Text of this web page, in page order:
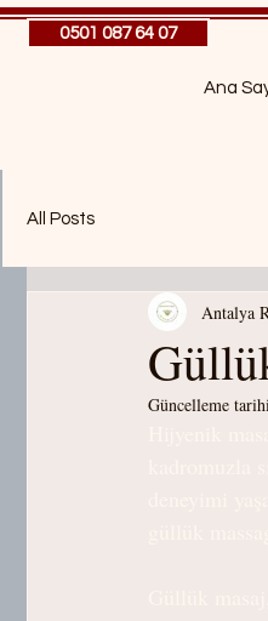
0501 087 64 07
Ana
All Posts
Antalya
Güncelleme